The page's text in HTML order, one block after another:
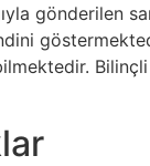
gönderilen